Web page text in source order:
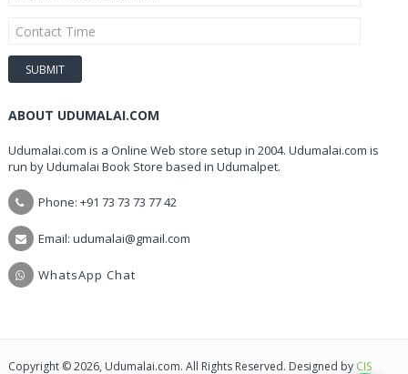
ABOUT UDUMALAI.COM
Udumalai.com is a Online Web store setup in 2004. Udumalai.com is
run by Udumalai Book Store based in Udumalpet.
Phone: +91 73 73 73 77 42
Email: udumalai@gmail.com
WhatsApp Chat
Copyright © 2026, Udumalai.com. All Rights Reserved. Designed by CIS